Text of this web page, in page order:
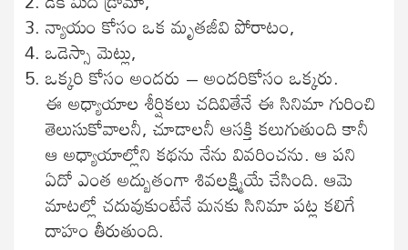
న్యాయం కోసం ఒక మృతజీవి పోరాటం,
ఒడెస్సా మెట్లు,
ఒక్కరి కోసం అందరు – అందరికోసం ఒక్కరు.
ఈ అధ్యాయాల శీర్షికలు చదివితేనే ఈ సినిమా గురించి
తెలుసుకోవాలనీ, చూడాలనీ ఆసక్తి కలుగుతుంది కానీ
ఆ అధ్యాయాల్లోని కథను నేను వివరించను. ఆ పని
ఏదో ఎంత అద్బుతంగా శివలక్ష్మియే చేసింది. ఆమె
మాటల్లో చదువుకుంటేనే మనకు సినిమా పట్ల కలిగే
దాహం తీరుతుంది.